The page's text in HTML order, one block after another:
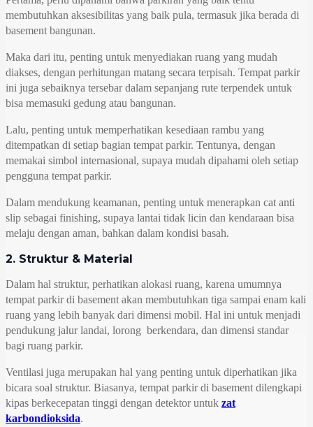
membutuhkan aksesibilitas yang baik pula, termasuk jika berada di
basement bangunan.
Maka dari itu, penting untuk menyediakan ruang yang mudah
diakses, dengan perhitungan matang secara terpisah. Tempat parkir
ini juga sebaiknya tersebar dalam sepanjang rute terpendek untuk
bisa memasuki gedung atau bangunan.
Lalu, penting untuk memperhatikan kesediaan rambu yang
ditempatkan di setiap bagian tempat parkir. Tentunya, dengan
memakai simbol internasional, supaya mudah dipahami oleh setiap
pengguna tempat parkir.
Dalam mendukung keamanan, penting untuk menerapkan cat anti
slip sebagai finishing, supaya lantai tidak licin dan kendaraan bisa
melaju dengan aman, bahkan dalam kondisi basah.
2. Struktur & Material
Dalam hal struktur, perhatikan alokasi ruang, karena umumnya
tempat parkir di basement akan membutuhkan tiga sampai enam kali
ruang yang lebih banyak dari dimensi mobil. Hal ini untuk menjadi
pendukung jalur landai, lorong berkendara, dan dimensi standar
bagi ruang parkir.
Ventilasi juga merupakan hal yang penting untuk diperhatikan jika
bicara soal struktur. Biasanya, tempat parkir di basement dilengkapi
kipas berkecepatan tinggi dengan detektor untuk zat
karbondioksida.